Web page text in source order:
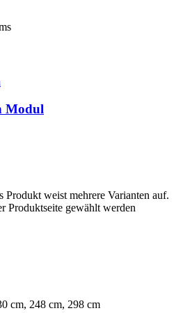
Modul
Produkt weist mehrere Varianten auf.
Produktseite gewählt werden
cm, 248 cm, 298 cm